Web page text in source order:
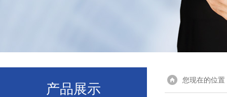
产品展示
您现在的位置